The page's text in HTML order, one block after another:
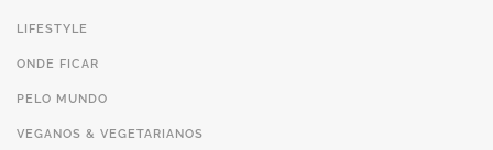
LIFESTYLE
ONDE FICAR
PELO MUNDO
VEGANOS & VEGETARIANOS